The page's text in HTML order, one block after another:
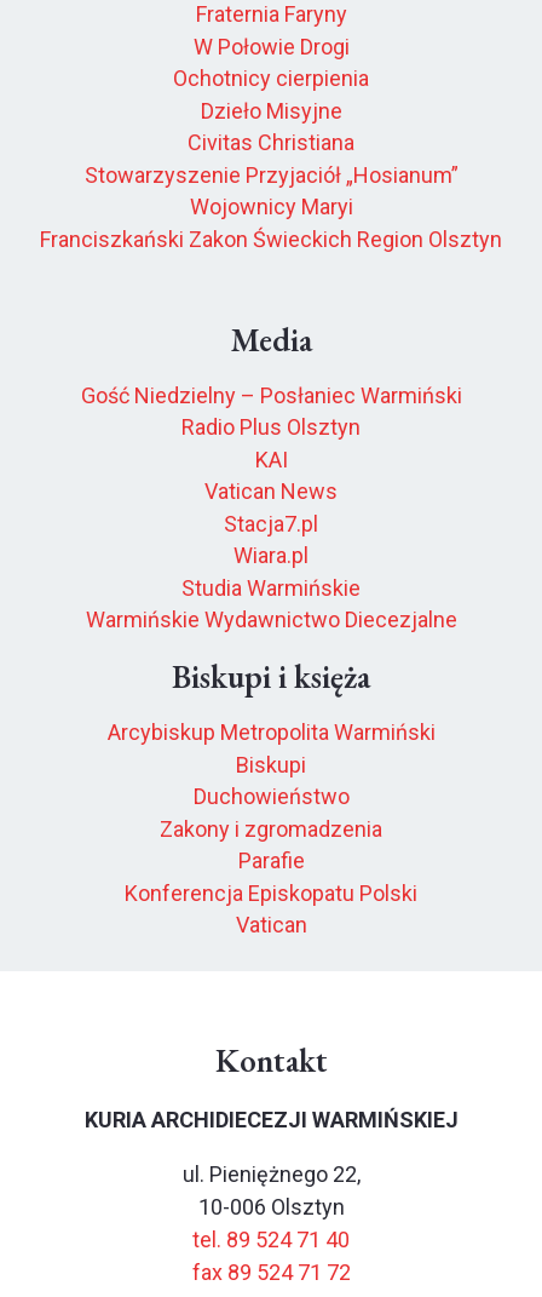
Fraternia Faryny
W Połowie Drogi
Ochotnicy cierpienia
Dzieło Misyjne
Civitas Christiana
Stowarzyszenie Przyjaciół „Hosianum”
Wojownicy Maryi
Franciszkański Zakon Świeckich Region Olsztyn
Media
Gość Niedzielny – Posłaniec Warmiński
Radio Plus Olsztyn
KAI
Vatican News
Stacja7.pl
Wiara.pl
Studia Warmińskie
Warmińskie Wydawnictwo Diecezjalne
Biskupi i księża
Arcybiskup Metropolita Warmiński
Biskupi
Duchowieństwo
Zakony i zgromadzenia
Parafie
Konferencja Episkopatu Polski
Vatican
Kontakt
KURIA ARCHIDIECEZJI WARMIŃSKIEJ
ul. Pieniężnego 22,
10-006 Olsztyn
tel. 89 524 71 40
fax 89 524 71 72